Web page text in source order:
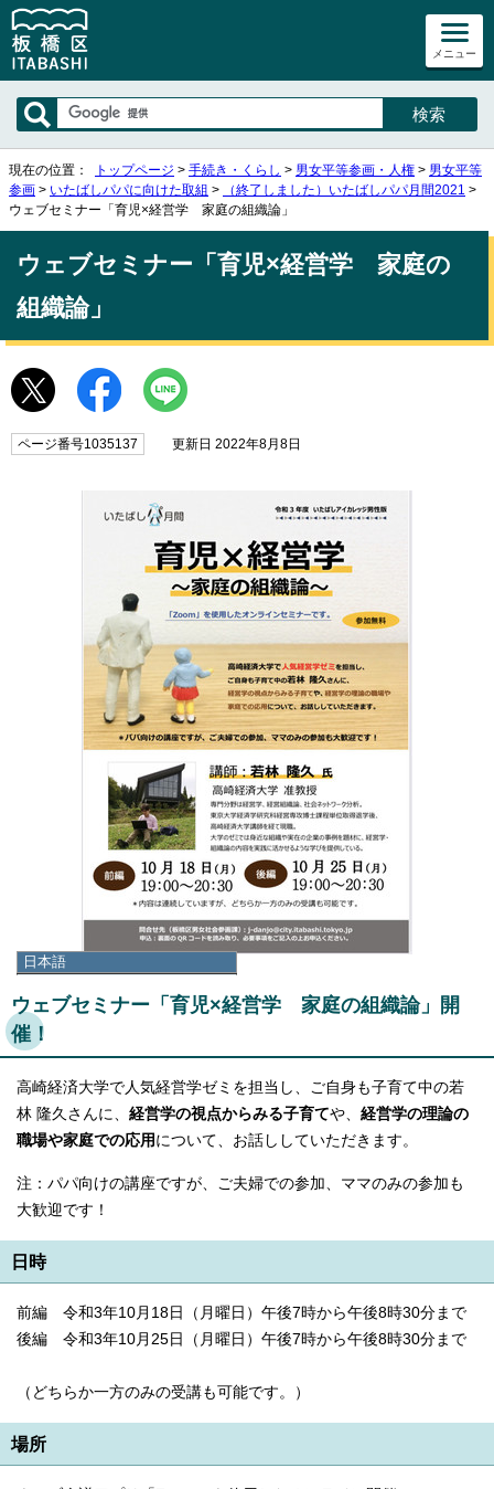
メニュー
日本語
English
한국어
简体中文
現在の位置： トップページ > 手続き・くらし > 男女平等参画・人権 > 男女平等
参画 > いたばしパパに向けた取組 > （終了しました）いたばしパパ月間2021 >
ウェブセミナー「育児×経営学 家庭の組織論」
ウェブセミナー「育児×経営学 家庭の
組織論」
ページ番号1035137 更新日 2022年8月8日
ウェブセミナー「育児×経営学 家庭の組織論」開
催！
高崎経済大学で人気経営学ゼミを担当し、ご自身も子育て中の若
林 隆久さんに、 経営学の視点からみる子育てや、 経営学の理論の
職場や家庭での応用 について、お話ししていただきます。
注：パパ向けの講座ですが、ご夫婦での参加、ママのみの参加も
大歓迎です！
日時
前編 令和3年10月18日（月曜日）午後7時から午後8時30分まで
後編 令和3年10月25日（月曜日）午後7時から午後8時30分まで
（どちらか一方のみの受講も可能です。）
場所